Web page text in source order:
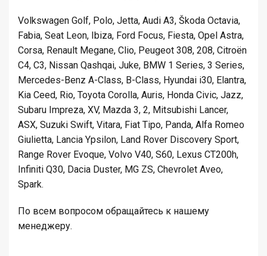
Volkswagen Golf, Polo, Jetta, Audi A3, Škoda Octavia,
Fabia, Seat Leon, Ibiza, Ford Focus, Fiesta, Opel Astra,
Corsa, Renault Megane, Clio, Peugeot 308, 208, Citroën
C4, C3, Nissan Qashqai, Juke, BMW 1 Series, 3 Series,
Mercedes-Benz A-Class, B-Class, Hyundai i30, Elantra,
Kia Ceed, Rio, Toyota Corolla, Auris, Honda Civic, Jazz,
Subaru Impreza, XV, Mazda 3, 2, Mitsubishi Lancer,
ASX, Suzuki Swift, Vitara, Fiat Tipo, Panda, Alfa Romeo
Giulietta, Lancia Ypsilon, Land Rover Discovery Sport,
Range Rover Evoque, Volvo V40, S60, Lexus CT200h,
Infiniti Q30, Dacia Duster, MG ZS, Chevrolet Aveo,
Spark.
По всем вопросом обращайтесь к нашему
менеджеру.